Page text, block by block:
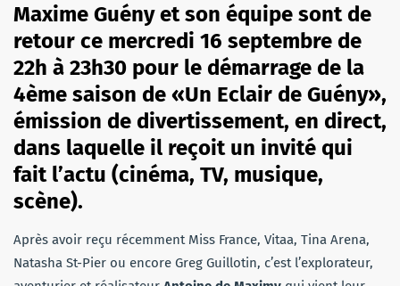
Maxime Guény et son équipe sont de
retour ce mercredi 16 septembre de
22h à 23h30 pour le démarrage de la
4ème saison de «Un Eclair de Guény»,
émission de divertissement, en direct,
dans laquelle il reçoit un invité qui
fait l’actu (cinéma, TV, musique,
scène).
Après avoir reçu récemment Miss France, Vitaa, Tina Arena,
Natasha St-Pier ou encore Greg Guillotin, c’est l’explorateur,